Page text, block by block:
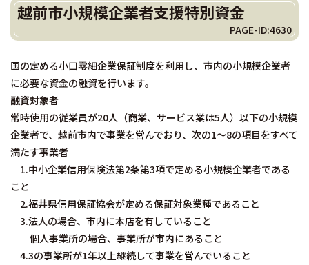
越前市小規模企業者支援特別資金
PAGE-ID:4630
国の定める小口零細企業保証制度を利用し、市内の小規模企業者
に必要な資金の融資を行います。
融資対象者
常時使用の従業員が20人（商業、サービス業は5人）以下の小規模
企業者で、越前市内で事業を営んでおり、次の1～8の項目をすべて
満たす事業者
1.中小企業信用保険法第2条第3項で定める小規模企業者である
こと
2.福井県信用保証協会が定める保証対象業種であること
3.法人の場合、市内に本店を有していること
個人事業所の場合、事業所が市内にあること
4.3の事業所が1年以上継続して事業を営んでいること